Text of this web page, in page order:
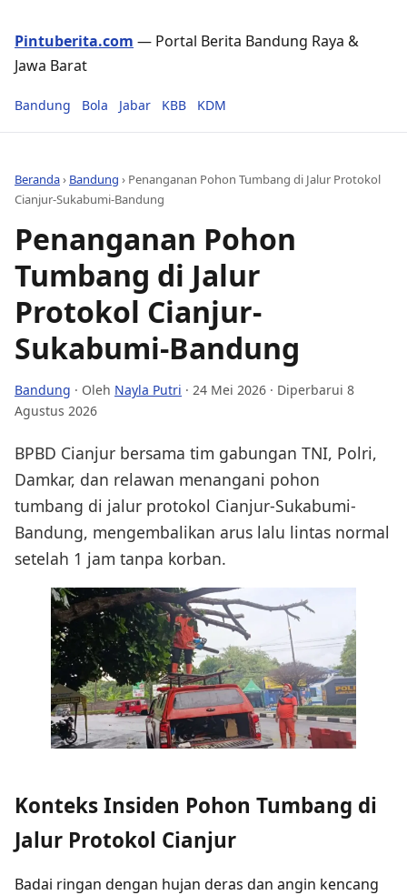
Pintuberita.com — Portal Berita Bandung Raya &
Jawa Barat
Bandung Bola Jabar KBB KDM
Beranda› Bandung › Penanganan Pohon Tumbang di Jalur Protokol
Cianjur-Sukabumi-Bandung
Penanganan Pohon
Tumbang di Jalur
Protokol Cianjur-
Sukabumi-Bandung
Bandung · Oleh Nayla Putri · 24 Mei 2026 · Diperbarui 8
Agustus 2026
BPBD Cianjur bersama tim gabungan TNI, Polri,
Damkar, dan relawan menangani pohon
tumbang di jalur protokol Cianjur-Sukabumi-
Bandung, mengembalikan arus lalu lintas normal
setelah 1 jam tanpa korban.
Konteks Insiden Pohon Tumbang di
Jalur Protokol Cianjur
Badai ringan dengan hujan deras dan angin kencang